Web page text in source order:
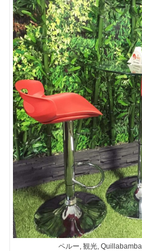
ペルー, 観光,